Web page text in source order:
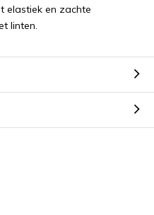
elastiek en zachte
linten.